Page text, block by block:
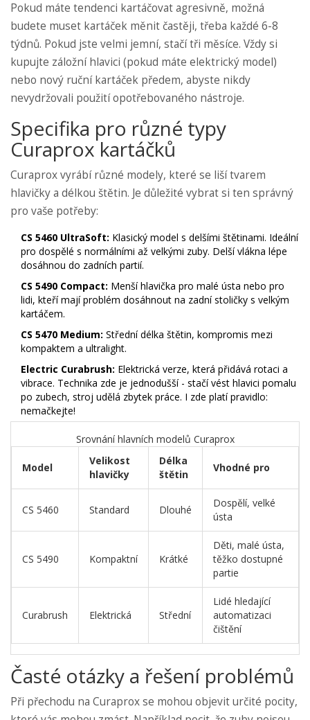
Pokud máte tendenci kartáčovat agresivně, možná
budete muset kartáček měnit častěji, třeba každé 6-8
týdnů. Pokud jste velmi jemní, stačí tři měsíce. Vždy si
kupujte záložní hlavici (pokud máte elektrický model)
nebo nový ruční kartáček předem, abyste nikdy
nevydržovali použití opotřebovaného nástroje.
Specifika pro různé typy
Curaprox kartáčků
Curaprox vyrábí různé modely, které se liší tvarem
hlavičky a délkou štětin. Je důležité vybrat si ten správný
pro vaše potřeby:
CS 5460 UltraSoft: Klasický model s delšími štětinami. Ideální
pro dospělé s normálními až velkými zuby. Delší vlákna lépe
dosáhnou do zadních partií.
CS 5490 Compact: Menší hlavička pro malé ústa nebo pro
lidi, kteří mají problém dosáhnout na zadní stoličky s velkým
kartáčem.
CS 5470 Medium: Střední délka štětin, kompromis mezi
kompaktem a ultralight.
Electric Curabrush: Elektrická verze, která přidává rotaci a
vibrace. Technika zde je jednodušší - stačí vést hlavici pomalu
po zubech, stroj udělá zbytek práce. I zde platí pravidlo:
nemačkejte!
Srovnání hlavních modelů Curaprox
Model
Velikost
hlavičky
Délka
štětin
Vhodné pro
CS 5460 Standard Dlouhé
Dospělí, velké
ústa
CS 5490 Kompaktní Krátké
Děti, malé ústa,
těžko dostupné
partie
Curabrush Elektrická Střední
Lidé hledající
automatizaci
čištění
Časté otázky a řešení problémů
Při přechodu na Curaprox se mohou objevit určité pocity,